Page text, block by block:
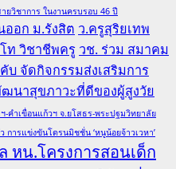
ยวิชาการ ในงานครบรอบ 46 ปี
อก ม.รังสิต ว.ครูสุริยเทพ
ท วิชาชีพครู วช. ร่วม สมาคม
บ จัดกิจกรรมส่งเสริมการ
นาสุขภาวะที่ดีของผู้สูงวัย
-คำเขื่อนแก้วฯ จ.ยโสธร-พระปฐมวิทยาลัย
การแข่งขันโดรนมิชชั่น ‘หนูน้อยจ้าวเวหา’
หน.โครงการสอนเด็ก